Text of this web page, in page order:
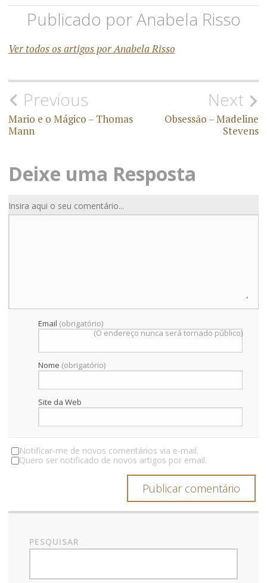
Publicado porAnabela Risso
Ver todos os artigos por Anabela Risso
Previous
Mario e o Mágico – Thomas
Mann
Next
Obsessão – Madeline
Stevens
Deixe uma Resposta
Insira aqui o seu comentário...
Email (obrigatório)
(O endereço nunca será tornado público)
Nome (obrigatório)
Site da Web
Notificar-me de novos comentários via e-mail.
Quero ser notificado de novos artigos por email.
PESQUISAR